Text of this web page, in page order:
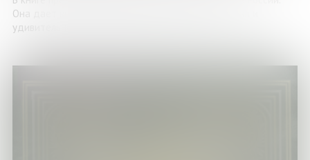
Она дает возможность увидеть насколько огромна и
удивительно разнообразна наша страна и ее ...